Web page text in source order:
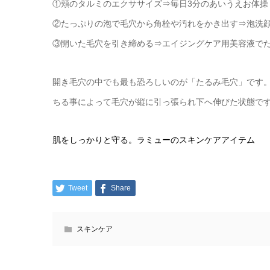
①頬のタルミのエクササイズ⇒毎日3分のあいうえお体操
②たっぷりの泡で毛穴から角栓や汚れをかき出す⇒泡洗
③開いた毛穴を引き締める⇒エイジングケア用美容液で
開き毛穴の中でも最も恐ろしいのが「たるみ毛穴」で
ちる事によって毛穴が縦に引っ張られ下へ伸びた状態
肌をしっかりと守る。ラミューのスキンケアアイテム
Tweet Share
スキンケア